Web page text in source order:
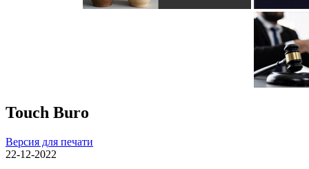
Touch Buro
Версия для печати
22-12-2022